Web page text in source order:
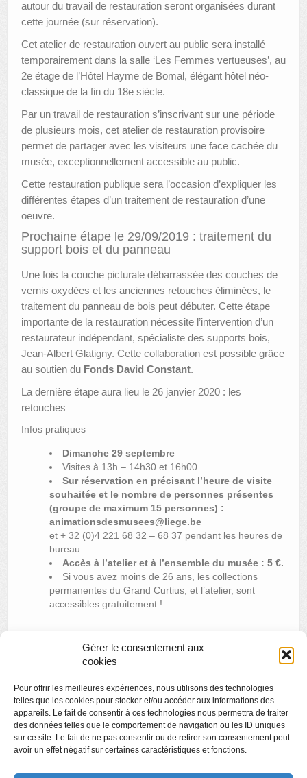
Gérer le consentement aux
cookies
Pour offrir les meilleures expériences, nous utilisons des technologies
telles que les cookies pour stocker et/ou accéder aux informations des
appareils. Le fait de consentir à ces technologies nous permettra de traiter
des données telles que le comportement de navigation ou les ID uniques
sur ce site. Le fait de ne pas consentir ou de retirer son consentement peut
avoir un effet négatif sur certaines caractéristiques et fonctions.
autour du travail de restauration seront organisées durant
cette journée (sur réservation).
Cet atelier de restauration ouvert au public sera installé
temporairement dans la salle ‘Les Femmes vertueuses’, au
2e étage de l’Hôtel Hayme de Bomal, élégant hôtel néo-
classique de la fin du 18e siècle.
Par un travail de restauration s’inscrivant sur une période
de plusieurs mois, cet atelier de restauration provisoire
permet de partager avec les visiteurs une face cachée du
musée, exceptionnellement accessible au public.
Cette restauration publique sera l’occasion d’expliquer les
différentes étapes d’un traitement de restauration d’une
oeuvre.
Prochaine étape le 29/09/2019 : traitement du
support bois et du panneau
Une fois la couche picturale débarrassée des couches de
vernis oxydées et les anciennes retouches éliminées, le
traitement du panneau de bois peut débuter. Cette étape
importante de la restauration nécessite l’intervention d’un
restaurateur indépendant, spécialiste des supports bois,
Jean-Albert Glatigny. Cette collaboration est possible grâce
au soutien du Fonds David Constant.
La dernière étape aura lieu le 26 janvier 2020 : les
retouches
Infos pratiques
Dimanche 29 septembre
Visites à 13h – 14h30 et 16h00
Sur réservation en précisant l’heure de visite
souhaitée et le nombre de personnes présentes
(groupe de maximum 15 personnes) :
animationsdesmusees@liege.be
et + 32 (0)4 221 68 32 – 68 37 pendant les heures de
bureau
Accès à l’atelier et à l’ensemble du musée : 5 €.
Si vous avez moins de 26 ans, les collections
permanentes du Grand Curtius, et l’atelier, sont
accessibles gratuitement !
Cinémusée : « New York 1943 »
Apéro littéraire avec Philippe Raxhon « La Solution
Thalassa »
Copyright
Politique de confidentialité